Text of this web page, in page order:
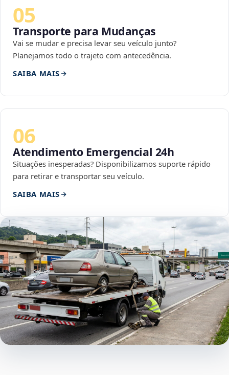
05
Transporte para Mudanças
Vai se mudar e precisa levar seu veículo junto?
Planejamos todo o trajeto com antecedência.
SAIBA MAIS
06
Atendimento Emergencial 24h
Situações inesperadas? Disponibilizamos suporte rápido
para retirar e transportar seu veículo.
SAIBA MAIS